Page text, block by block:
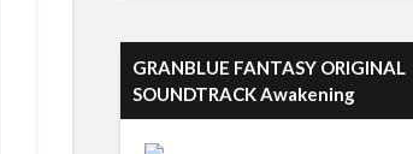
GRANBLUE FANTASY ORIGINAL
SOUNDTRACK Awakening